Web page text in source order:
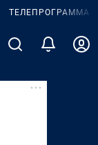
ТЕЛЕПРОГРАММА